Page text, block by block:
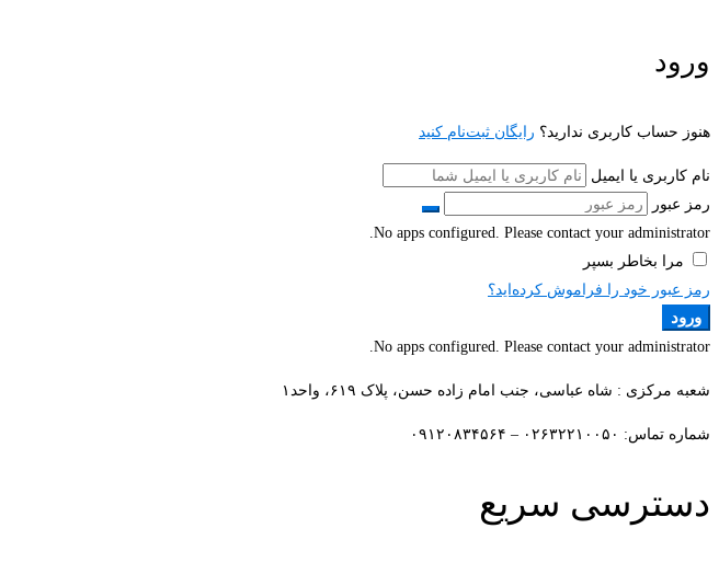
ورود
هنوز حساب کاربری ندارید؟ رایگان ثبت‌نام کنید
نام کاربری یا ایمیل
رمز عبور
No apps configured. Please contact your administrator.
مرا بخاطر بسپر
رمز عبور خود را فراموش کرده‌اید؟
ورود
No apps configured. Please contact your administrator.
شعبه مرکزی : شاه عباسی، جنب امام زاده حسن، پلاک ۶۱۹، واحد۱​
شماره تماس: ۰۲۶۳۲۲۱۰۰۵۰ – ۰۹۱۲۰۸۳۴۵۶۴
دسترسی سریع